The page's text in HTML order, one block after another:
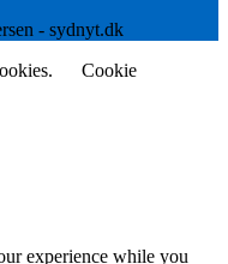
- sydnyt.dk
Cookie
experience while you